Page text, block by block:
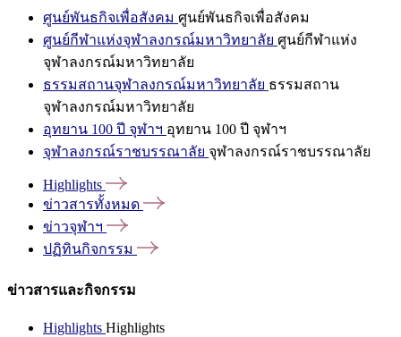
ศูนย์พันธกิจเพื่อสังคม ศูนย์พันธกิจเพื่อสังคม
ศูนย์กีฬาแห่งจุฬาลงกรณ์มหาวิทยาลัย ศูนย์กีฬาแห่ง
จุฬาลงกรณ์มหาวิทยาลัย
ธรรมสถานจุฬาลงกรณ์มหาวิทยาลัย ธรรมสถาน
จุฬาลงกรณ์มหาวิทยาลัย
อุทยาน 100 ปี จุฬาฯ อุทยาน 100 ปี จุฬาฯ
จุฬาลงกรณ์ราชบรรณาลัย จุฬาลงกรณ์ราชบรรณาลัย
Highlights
ข่าวสารทั้งหมด
ข่าวจุฬาฯ
ปฏิทินกิจกรรม
ข่าวสารและกิจกรรม
Highlights Highlights